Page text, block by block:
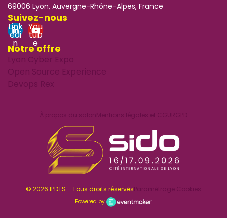
69006 Lyon, Auvergne-Rhône-Alpes, France
Suivez-nous
Link
edi
n
You
tub
e
Notre offre
Lyon Cyber Expo
Open Source Experience
Devops Rex
À propos du salonMentions légales et CGURGPD
© 2026 IPDTS - Tous droits réservésParamétrage Cookies
Powered by